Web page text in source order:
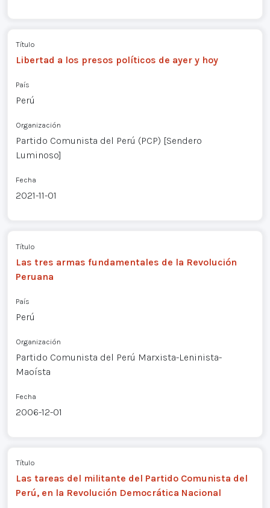
Título
Libertad a los presos políticos de ayer y hoy
País
Perú
Organización
Partido Comunista del Perú (PCP) [Sendero
Luminoso]
Fecha
2021-11-01
Título
Las tres armas fundamentales de la Revolución
Peruana
País
Perú
Organización
Partido Comunista del Perú Marxista-Leninista-
Maoísta
Fecha
2006-12-01
Título
Las tareas del militante del Partido Comunista del
Perú, en la Revolución Democrática Nacional